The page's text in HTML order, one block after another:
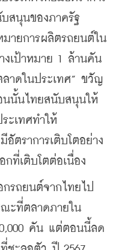
บสนุนของภาครัฐ
มายการผลิตรถยนต์ใน
งเป้าหมาย 1 ล้านคัน
าดในประเทศ” ขวัญ
นนั้นไทยสนับสนุนให้
ะเทศทำให้
ตราการเติบโตอย่าง
กที่เติบโตต่อเนื่อง
ถยนต์จากไทยไป
ะที่ตลาดภายใน
คัน แต่ตอนนี้ลด